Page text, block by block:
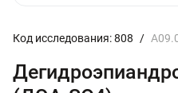
Код исследования: 808 /